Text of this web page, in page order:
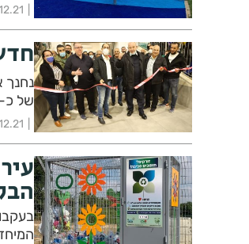
נחנך
של כ-10 מיליון שקלים